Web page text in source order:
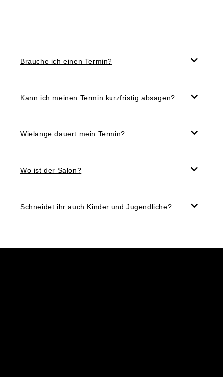
Brauche ich einen Termin?
Kann ich meinen Termin kurzfristig absagen?
Wielange dauert mein Termin?
Wo ist der Salon?
Schneidet ihr auch Kinder und Jugendliche?